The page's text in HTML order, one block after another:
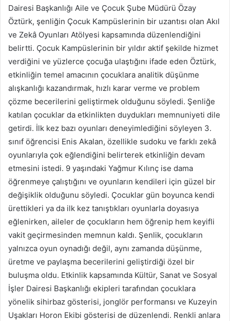
Dairesi Başkanlığı Aile ve Çocuk Şube Müdürü Özay
Öztürk, şenliğin Çocuk Kampüslerinin bir uzantısı olan Akıl
ve Zekâ Oyunları Atölyesi kapsamında düzenlendiğini
belirtti. Çocuk Kampüslerinin bir yıldır aktif şekilde hizmet
verdiğini ve yüzlerce çocuğa ulaştığını ifade eden Öztürk,
etkinliğin temel amacının çocuklara analitik düşünme
alışkanlığı kazandırmak, hızlı karar verme ve problem
çözme becerilerini geliştirmek olduğunu söyledi. Şenliğe
katılan çocuklar da etkinlikten duydukları memnuniyeti dile
getirdi. İlk kez bazı oyunları deneyimlediğini söyleyen 3.
sınıf öğrencisi Enis Akalan, özellikle sudoku ve farklı zekâ
oyunlarıyla çok eğlendiğini belirterek etkinliğin devam
etmesini istedi. 9 yaşındaki Yağmur Kılınç ise dama
öğrenmeye çalıştığını ve oyunların kendileri için güzel bir
değişiklik olduğunu söyledi. Çocuklar gün boyunca kendi
ürettikleri ya da ilk kez tanıştıkları oyunlarla doyasıya
eğlenirken, aileler de çocukların hem öğrenip hem keyifli
vakit geçirmesinden memnun kaldı. Şenlik, çocukların
yalnızca oyun oynadığı değil, aynı zamanda düşünme,
üretme ve paylaşma becerilerini geliştirdiği özel bir
buluşma oldu. Etkinlik kapsamında Kültür, Sanat ve Sosyal
İşler Dairesi Başkanlığı ekipleri tarafından çocuklara
yönelik sihirbaz gösterisi, jonglör performansı ve Kuzeyin
Uşakları Horon Ekibi gösterisi de düzenlendi. Renkli anlara